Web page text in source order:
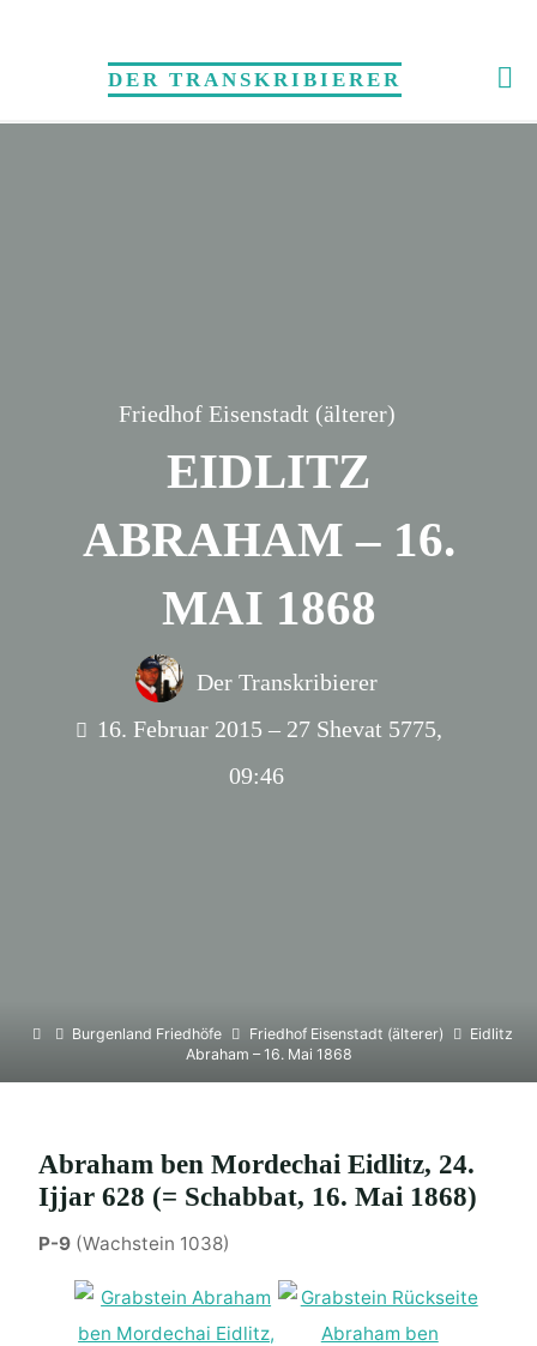
DER TRANSKRIBIERER
Friedhof Eisenstadt (älterer)
EIDLITZ
ABRAHAM – 16.
MAI 1868
Der Transkribierer
16. Februar 2015 – 27 Shevat 5775,
09:46
HomeBurgenland Friedhöfe Friedhof Eisenstadt (älterer)
Eidlitz
Abraham – 16. Mai 1868
Abraham ben Mordechai Eidlitz, 24.
Ijjar 628 (= Schabbat, 16. Mai 1868)
P-9(Wachstein 1038)